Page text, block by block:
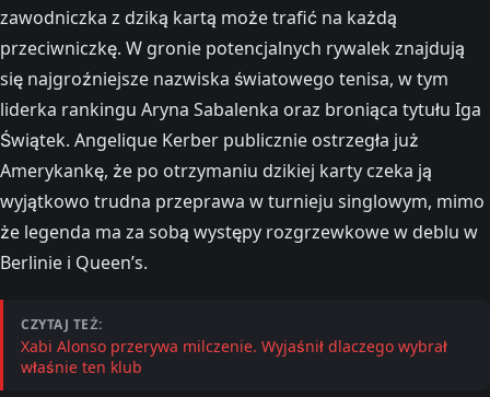
zawodniczka z dziką kartą może trafić na każdą
przeciwniczkę. W gronie potencjalnych rywalek znajdują
się najgroźniejsze nazwiska światowego tenisa, w tym
liderka rankingu Aryna Sabalenka oraz broniąca tytułu Iga
Świątek. Angelique Kerber publicznie ostrzegła już
Amerykankę, że po otrzymaniu dzikiej karty czeka ją
wyjątkowo trudna przeprawa w turnieju singlowym, mimo
że legenda ma za sobą występy rozgrzewkowe w deblu w
Berlinie i Queen’s.
CZYTAJ TEŻ:
Xabi Alonso przerywa milczenie. Wyjaśnił dlaczego wybrał
właśnie ten klub